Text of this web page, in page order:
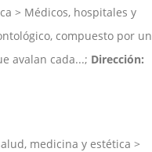
> Médicos, hospitales y
compuesto por un
avalan cada...; Dirección:
medicina y estética >